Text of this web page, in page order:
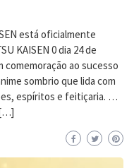
está oficialmente
KAISEN 0 dia 24 de
comemoração ao sucesso
sombrio que lida com
espíritos e feitiçaria. …
[…]